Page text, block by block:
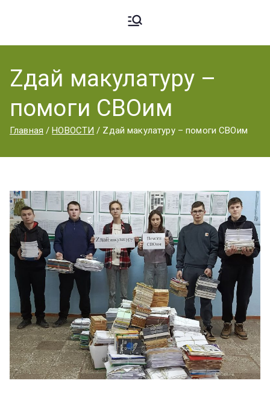
Ардато
вский
Аграрн
ый
Техник
ум
аграрный
техникум».
Zдай макулатуру –
помоги СВОим
Главная НОВОСТИ Zдай макулатуру – помоги СВОим